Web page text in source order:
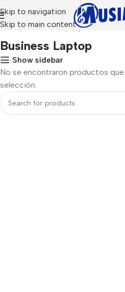
Skip to navigation
Skip to main content
Inicio Business Laptop
Business Laptop
Show sidebar
No se encontraron productos
selección.